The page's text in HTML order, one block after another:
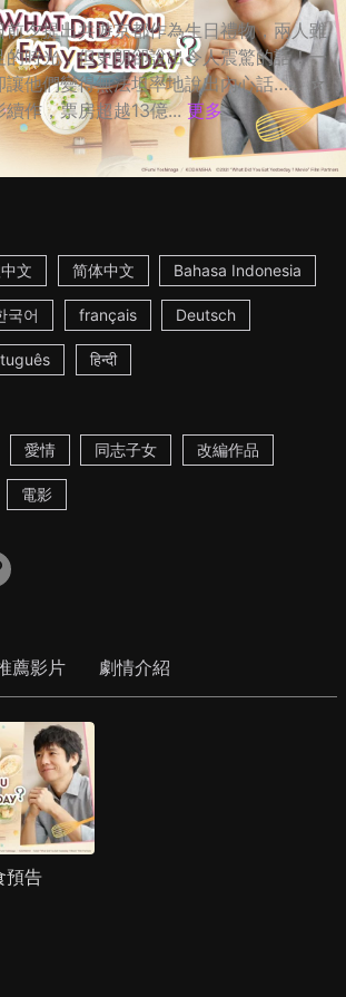
前夕提出共遊京都作為生日禮物，兩人雖
時光，但史朗卻說出令人震驚的話！一
讓他們變得無法坦率地說出內心話…… ☆
作，票房超越13億... 更多
文 简体中文 Bahasa Indonesia
국어 français Deutsch
हिन्दी
愛情 同志子女 改編作品
電影
薦影片 劇情介紹
預告